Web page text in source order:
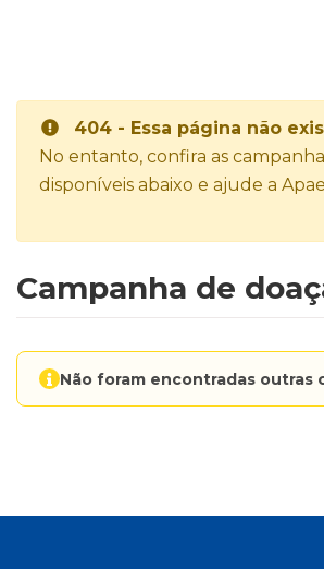
404 - Essa página não
No entanto, confira as
disponíveis abaixo e ajude a
Campanha de
Não foram encontradas outras